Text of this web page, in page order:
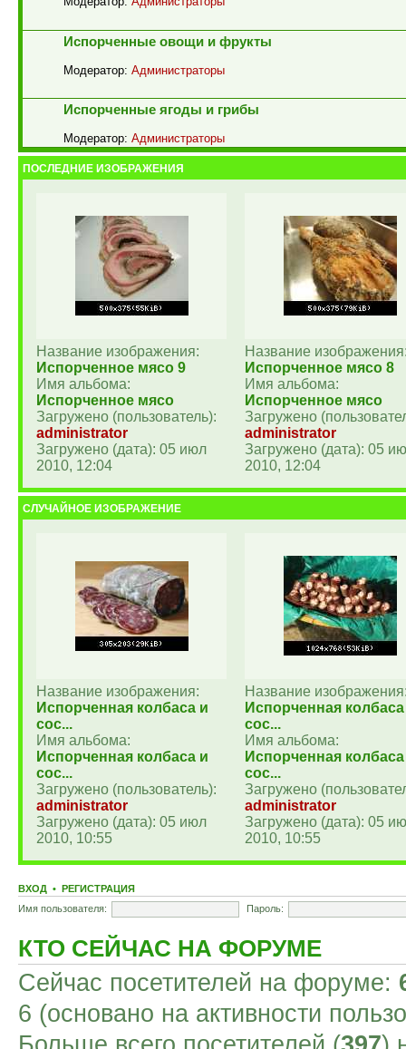
Испорченные овощи и фрукты
Модератор: Администраторы
Испорченные ягоды и грибы
Модератор: Администраторы
ПОСЛЕДНИЕ ИЗОБРАЖЕНИЯ
Название изображения:
Испорченное мясо 9
Имя альбома:
Испорченное мясо
Загружено (пользователь):
administrator
Загружено (дата): 05 июл
2010, 12:04
Название
Испорченное мясо 8
Имя альбома:
Испорченное мясо
Загружено
administrator
Загружено (дата): 05
2010, 12:04
СЛУЧАЙНОЕ ИЗОБРАЖЕНИЕ
Название изображения:
Испорченная колбаса и
сос...
Имя альбома:
Испорченная колбаса и
сос...
Загружено (пользователь):
administrator
Загружено (дата): 05 июл
2010, 10:55
Название
Испорченная
сос...
Имя альбома:
Испорченная
сос...
Загружено
administrator
Загружено (дата): 05
2010, 10:55
ВХОД • РЕГИСТРАЦИЯ
Имя пользователя:
Пароль:
КТО СЕЙЧАС НА ФОРУМЕ
Сейчас посетителей на форуме:
6 (основано на активности